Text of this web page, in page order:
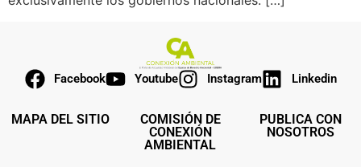
Facebook Youtube Instagram Linkedin
MAPA DEL SITIO
COMISIÓN DE
CONEXIÓN
AMBIENTAL
PUBLICA CON
NOSOTROS